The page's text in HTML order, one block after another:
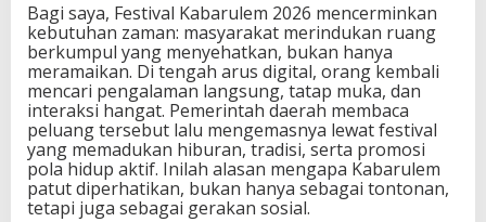
Bagi saya, Festival Kabarulem 2026 mencerminkan
kebutuhan zaman: masyarakat merindukan ruang
berkumpul yang menyehatkan, bukan hanya
meramaikan. Di tengah arus digital, orang kembali
mencari pengalaman langsung, tatap muka, dan
interaksi hangat. Pemerintah daerah membaca
peluang tersebut lalu mengemasnya lewat festival
yang memadukan hiburan, tradisi, serta promosi
pola hidup aktif. Inilah alasan mengapa Kabarulem
patut diperhatikan, bukan hanya sebagai tontonan,
tetapi juga sebagai gerakan sosial.